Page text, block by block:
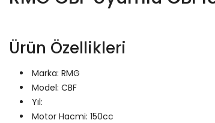
Ürün Özellikleri
Marka: RMG
Model: CBF
Yıl:
Motor Hacmi: 150cc